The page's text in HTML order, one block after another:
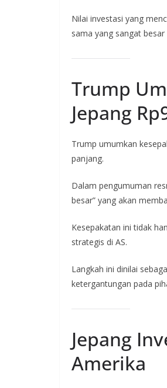
Nilai investasi yang
sama yang sangat
Trump
Jepang
Trump umumkan
panjang.
Dalam pengumuman
besar” yang akan
Kesepakatan ini tidak
strategis di AS.
Langkah ini dinilai
ketergantungan pada
Jepang
Amerika